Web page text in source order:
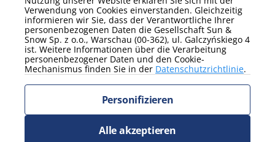
Verwendung von Cookies einverstanden. Gleichzeitig
informieren wir Sie, dass der Verantwortliche Ihrer
personenbezogenen Daten die Gesellschaft Sun &
Snow Sp. z o.o., Warschau (00-362), ul. Galczyńskiego 4
ist. Weitere Informationen über die Verarbeitung
personenbezogener Daten und den Cookie-
Mechanismus finden Sie in der Datenschutzrichtlinie.
Personifizieren
Alle akzeptieren